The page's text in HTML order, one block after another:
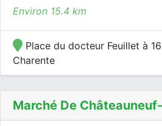
Environ 15.4 km
Place du docteur Feuillet à
Charente
Marché De